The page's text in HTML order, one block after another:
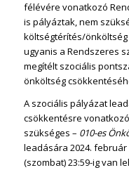
félévére vonatkozó
is pályáztak, nem
költségtérítés/
ugyanis a Rendszeres
megítélt szociális
önköltség
A szociális pályázat
csökkentésre vonatkozó
szükséges – 010-es
leadására 2024. február
(szombat) 23:59-ig van